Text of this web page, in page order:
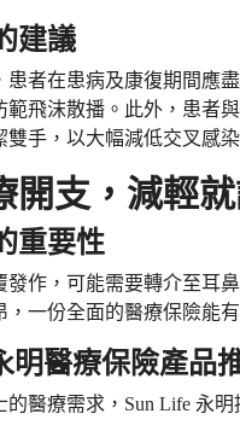
建議​
患者在患病及康復期間應
範飛沫散播。此外，患者
手，以大幅減低交叉感染
開支，減輕
重要性​
發作，可能需要轉介至耳
，一份全面的醫療保險能
明醫療保險產品
醫療需求，Sun Life 永明